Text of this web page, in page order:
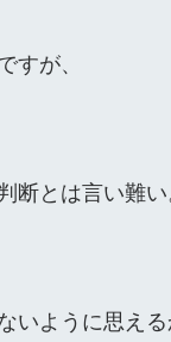
すが、
断とは言い難い
いように思える